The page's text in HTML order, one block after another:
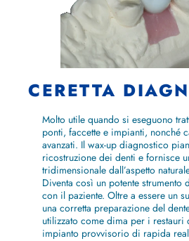
CERETTA
Molto utile quando si eseguono
ponti, faccette e impianti, nonché
avanzati. Il wax-up diagnostico
ricostruzione dei denti e fornisce
tridimensionale dall’aspetto
Diventa così un potente strumento
con il paziente. Oltre a essere un
una corretta preparazione del
utilizzato come dima per i
impianto provvisorio di rapida